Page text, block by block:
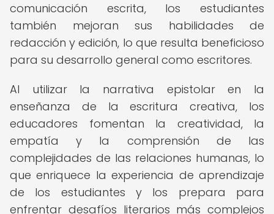
comunicación escrita, los estudiantes
también mejoran sus habilidades de
redacción y edición, lo que resulta beneficioso
para su desarrollo general como escritores.
Al utilizar la narrativa epistolar en la
enseñanza de la escritura creativa, los
educadores fomentan la creatividad, la
empatía y la comprensión de las
complejidades de las relaciones humanas, lo
que enriquece la experiencia de aprendizaje
de los estudiantes y los prepara para
enfrentar desafíos literarios más complejos